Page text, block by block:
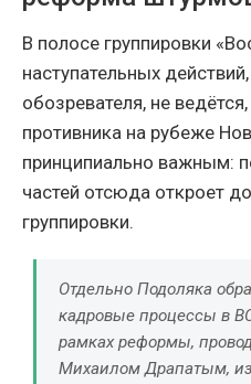
В полосе группировки
наступательных
обозревателя, не
противника на рубеже
принципиально важным:
частей отсюда откроет
группировки.
Отдельно Подоляка
кадровые процессы в
рамках реформы,
Михаилом Драпатым,